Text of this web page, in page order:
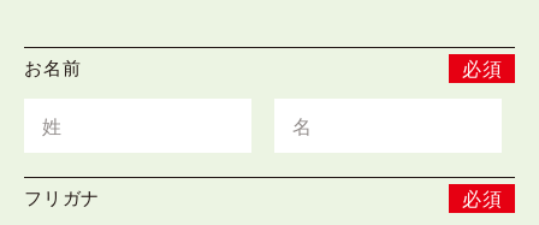
お名前 必須
フリガナ 必須